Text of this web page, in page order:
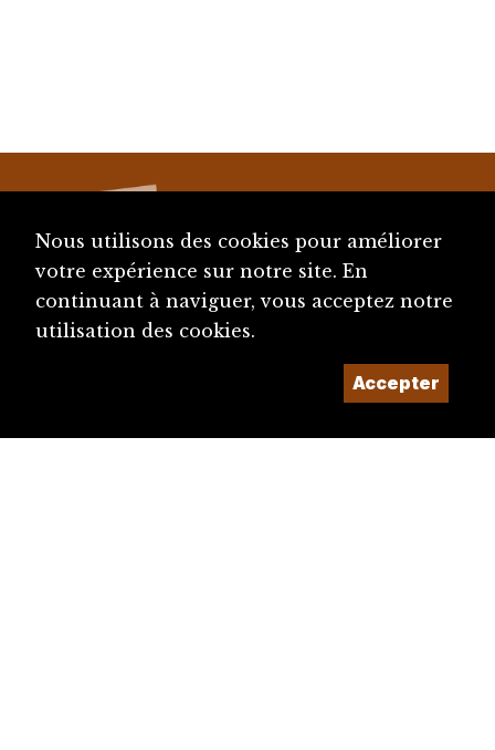
diju@diju.ch
Nous utilisons des cookies pour améliorer
votre expérience sur notre site. En
continuant à naviguer, vous acceptez notre
utilisation des cookies.
Accepter